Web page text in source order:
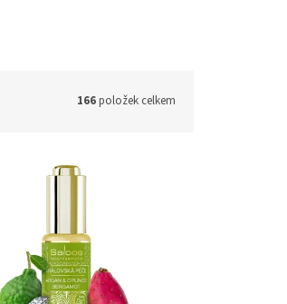
166položek celkem